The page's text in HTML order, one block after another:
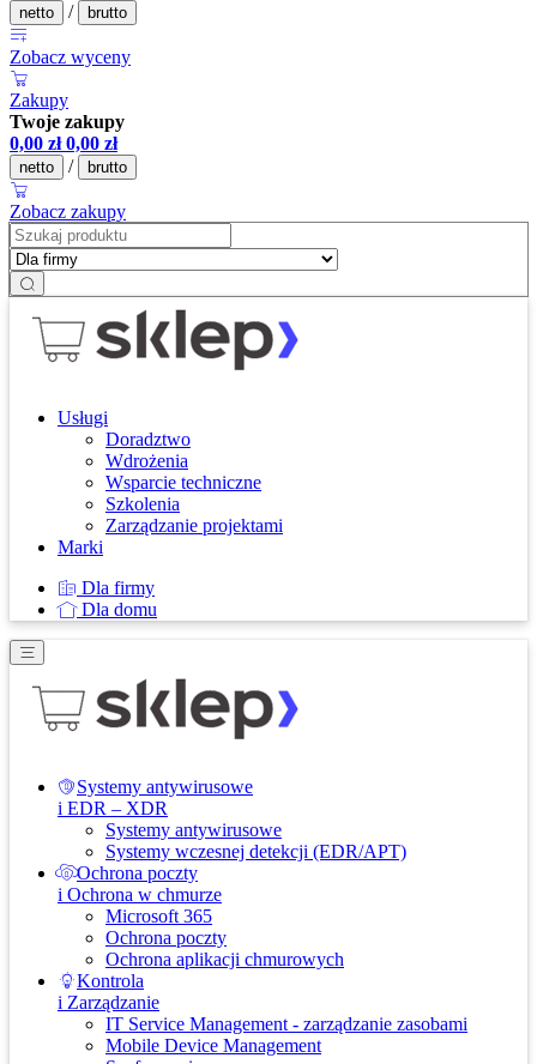
netto / brutto
Zobacz wyceny
Zakupy
Twoje zakupy
0,00 zł 0,00 zł
netto / brutto
Zobacz zakupy
Usługi
Doradztwo
Wdrożenia
Wsparcie techniczne
Szkolenia
Zarządzanie projektami
Marki
Dla firmy
Dla domu
Systemy antywirusowe
i EDR – XDR
Systemy antywirusowe
Systemy wczesnej detekcji (EDR/APT)
Ochrona poczty
i Ochrona w chmurze
Microsoft 365
Ochrona poczty
Ochrona aplikacji chmurowych
Kontrola
i Zarządzanie
IT Service Management - zarządzanie zasobami
Mobile Device Management